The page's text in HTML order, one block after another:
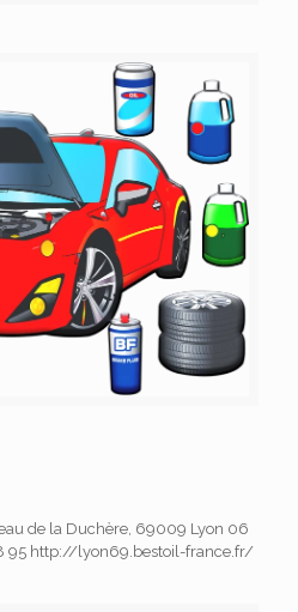
de la Duchère, 69009 Lyon 06
95 http://lyon69.bestoil-france.fr/